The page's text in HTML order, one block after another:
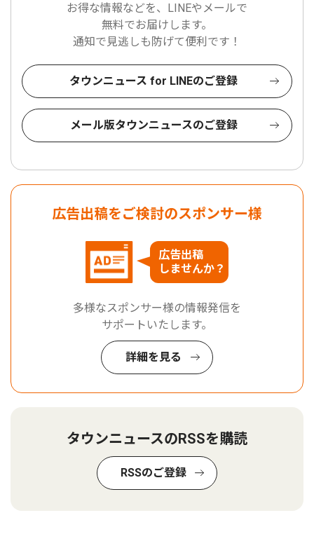
お得な情報などを、LINEやメールで
無料でお届けします。
通知で見逃しも防げて便利です！
タウンニュース for LINEのご登録
メール版タウンニュースのご登録
広告出稿をご検討のスポンサー様
広告出稿
しませんか？
多様なスポンサー様の情報発信を
サポートいたします。
詳細を見る
タウンニュースのRSSを購読
RSSのご登録